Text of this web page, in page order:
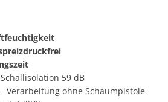
59 dB
Verarbeitung ohne Schaumpistole